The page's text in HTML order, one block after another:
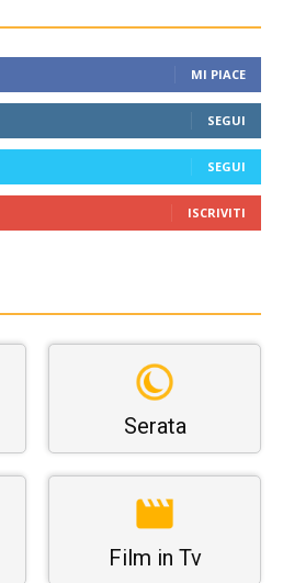
MI PIACE
SEGUI
SEGUI
ISCRIVITI
Serata
Film in Tv